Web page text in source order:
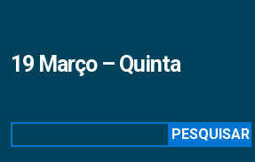
19 Março – Quinta
PESQUISAR